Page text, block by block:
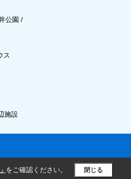
公園 /
ス
施設
をご確認ください。 閉じる